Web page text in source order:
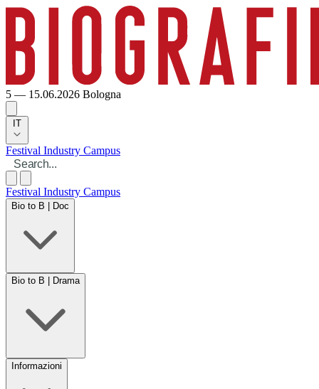
5 — 15.06.2026 Bologna
IT
Festival Industry Campus
Festival Industry Campus
Bio to B | Doc
Bio to B | Drama
Informazioni